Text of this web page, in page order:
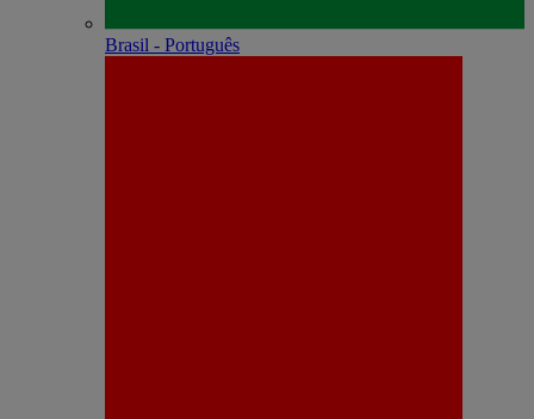
Brasil - Português